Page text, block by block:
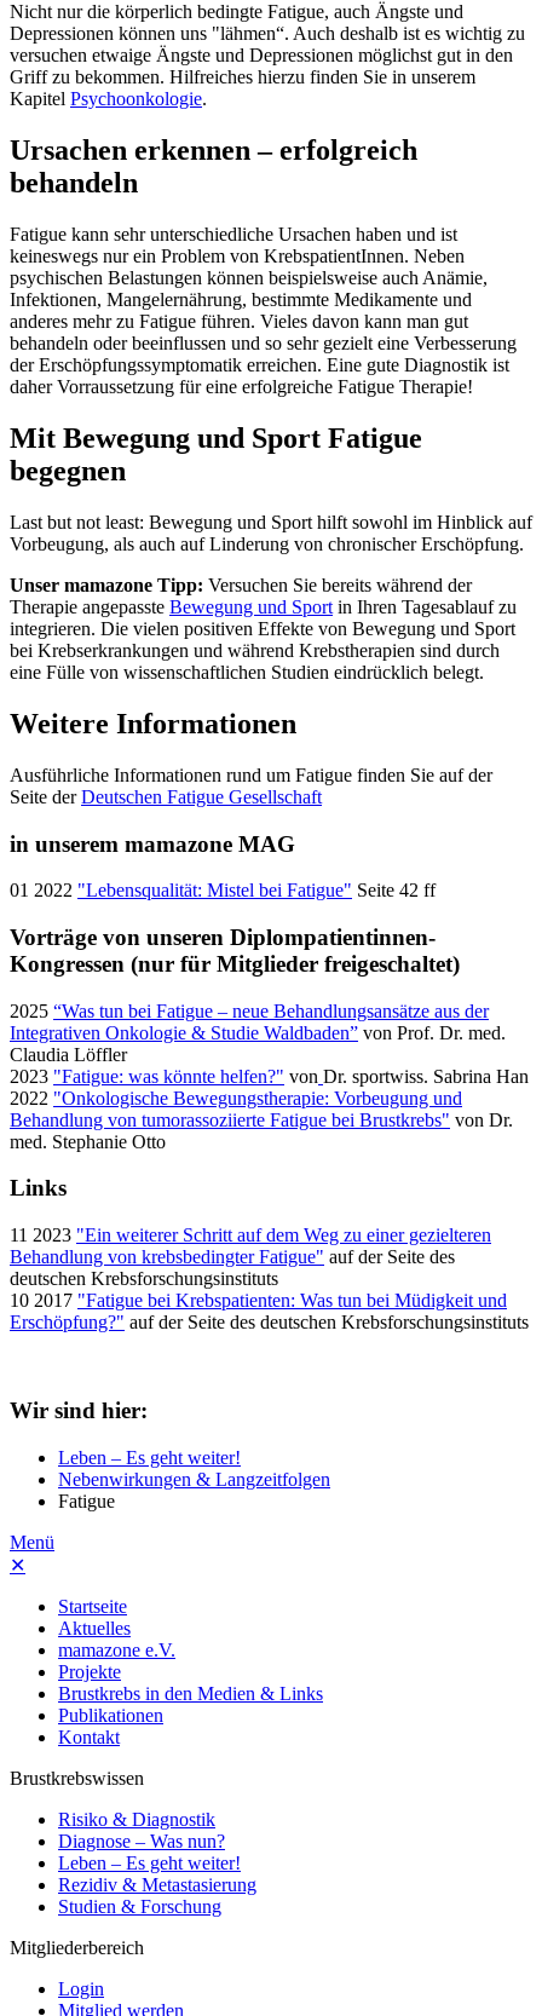
Nicht nur die körperlich bedingte Fatigue, auch Ängste und
Depressionen können uns "lähmen“. Auch deshalb ist es wichtig zu
versuchen etwaige Ängste und Depressionen möglichst gut in den
Griff zu bekommen. Hilfreiches hierzu finden Sie in unserem
Kapitel Psychoonkologie.
Ursachen erkennen – erfolgreich
behandeln
Fatigue kann sehr unterschiedliche Ursachen haben und ist
keineswegs nur ein Problem von KrebspatientInnen. Neben
psychischen Belastungen können beispielsweise auch Anämie,
Infektionen, Mangelernährung, bestimmte Medikamente und
anderes mehr zu Fatigue führen. Vieles davon kann man gut
behandeln oder beeinflussen und so sehr gezielt eine Verbesserung
der Erschöpfungssymptomatik erreichen. Eine gute Diagnostik ist
daher Vorraussetzung für eine erfolgreiche Fatigue Therapie!
Mit Bewegung und Sport Fatigue
begegnen
Last but not least: Bewegung und Sport hilft sowohl im Hinblick auf
Vorbeugung, als auch auf Linderung von chronischer Erschöpfung.
Unser mamazone Tipp: Versuchen Sie bereits während der
Therapie angepasste Bewegung und Sport in Ihren Tagesablauf zu
integrieren. Die vielen positiven Effekte von Bewegung und Sport
bei Krebserkrankungen und während Krebstherapien sind durch
eine Fülle von wissenschaftlichen Studien eindrücklich belegt.
Weitere Informationen
Ausführliche Informationen rund um Fatigue finden Sie auf der
Seite derDeutschen Fatigue Gesellschaft
in unserem mamazone MAG
01 2022 "Lebensqualität: Mistel bei Fatigue" Seite 42 ff
Vorträge von unseren Diplompatientinnen-
Kongressen (nur für Mitglieder freigeschaltet)
2025 “Was tun bei Fatigue – neue Behandlungsansätze aus der
Integrativen Onkologie & Studie Waldbaden” von Prof. Dr. med.
Claudia Löffler
2023 "Fatigue: was könnte helfen?" von Dr. sportwiss. Sabrina Han
2022 "Onkologische Bewegungstherapie: Vorbeugung und
Behandlung von tumorassoziierte Fatigue bei Brustkrebs" von Dr.
med. Stephanie Otto
Links
11 2023 "Ein weiterer Schritt auf dem Weg zu einer gezielteren
Behandlung von krebsbedingter Fatigue" auf der Seite des
deutschen Krebsforschungsinstituts
10 2017 "Fatigue bei Krebspatienten: Was tun bei Müdigkeit und
Erschöpfung?" auf der Seite des deutschen Krebsforschungsinstituts
Wir sind hier:
Leben – Es geht weiter!
Nebenwirkungen & Langzeitfolgen
Fatigue
Menü
✕
Startseite
Aktuelles
mamazone e.V.
Projekte
Brustkrebs in den Medien & Links
Publikationen
Kontakt
Brustkrebswissen
Risiko & Diagnostik
Diagnose – Was nun?
Leben – Es geht weiter!
Rezidiv & Metastasierung
Studien & Forschung
Mitgliederbereich
Login
Mitglied werden